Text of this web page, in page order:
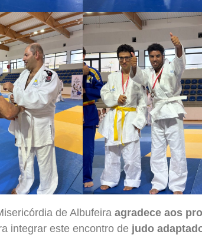
de Albufeira agradece aos
integrar este encontro de judo